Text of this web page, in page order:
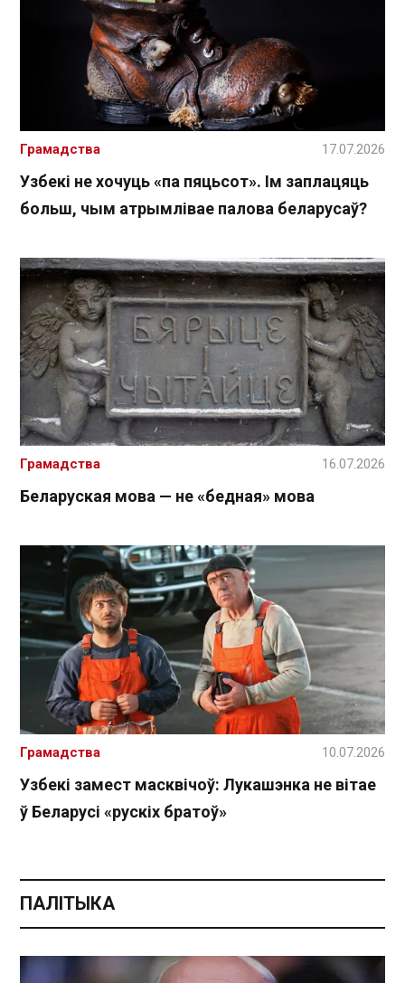
Узбекі не хочуць «па пяцьсот». Ім заплацяць
больш, чым атрымлівае палова беларусаў?
Грамадства 17.07.2026
Беларуская мова — не «бедная» мова
Грамадства 16.07.2026
Узбекі замест масквічоў: Лукашэнка не вітае
ў Беларусі «рускіх братоў»
Грамадства 10.07.2026
ПАЛІТЫКА